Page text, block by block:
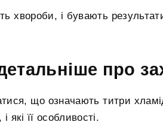
хвороби, і бувають
детальніше про
що означають титри
які її особливості.